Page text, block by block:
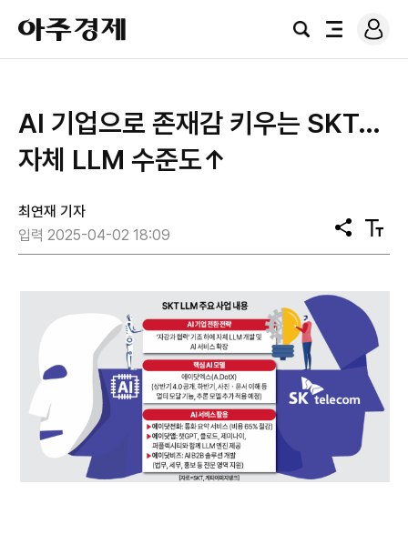
아
주
경
검
전
로
그
AI 기업으로 존재감 키우는 SKT…
자체 LLM 수준도↑
최연재 기자
입력 2025-04-02 18:09
공
유
텍
스
기